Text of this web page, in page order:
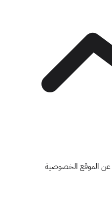
عن الموقع الخصوصية